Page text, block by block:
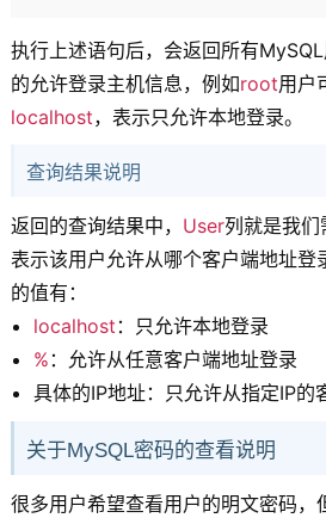
执行上述语句后，会返回所有
的允许登录主机信息，例如root用户
localhost，表示只允许本地登录。
查询结果说明
返回的查询结果中， User列就是我们
表示该用户允许从哪个客户端地址登
的值有：
localhost ：只允许本地登录
% ：允许从任意客户端地址登录
具体的IP地址：只允许从指定IP的
关于MySQL密码的查看说明
很多用户希望查看用户的明文密码，